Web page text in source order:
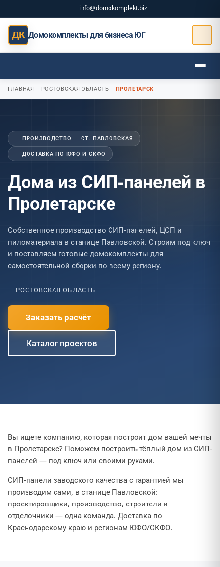
info@domokomplekt.biz
ДК Домокомплекты для бизнеса ЮГ
ГЛАВНАЯ РОСТОВСКАЯ ОБЛАСТЬ ПРОЛЕТАРСК
ПРОИЗВОДСТВО — СТ. ПАВЛОВСКАЯ
ДОСТАВКА ПО ЮФО И СКФО
Дома из СИП-панелей в
Пролетарске
Собственное производство СИП-панелей, ЦСП и
пиломатериала в станице Павловской. Строим под ключ
и поставляем готовые домокомплекты для
самостоятельной сборки по всему региону.
РОСТОВСКАЯ ОБЛАСТЬ
Заказать расчёт
Каталог проектов
Вы ищете компанию, которая построит дом вашей мечты
в Пролетарске? Поможем построить тёплый дом из СИП-
панелей — под ключ или своими руками.
СИП-панели заводского качества с гарантией мы
производим сами, в станице Павловской:
проектировщики, производство, строители и
отделочники — одна команда. Доставка по
Краснодарскому краю и регионам ЮФО/СКФО.